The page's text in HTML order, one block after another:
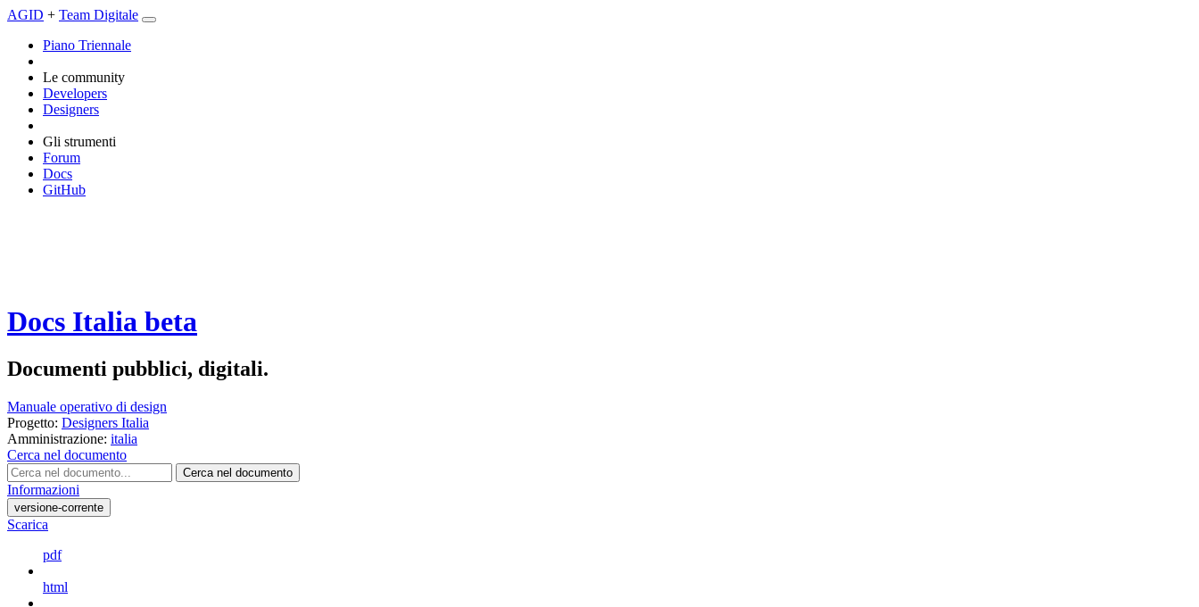
AGID + Team Digitale
Piano Triennale
Le community
Developers
Designers
Gli strumenti
Forum
Docs
GitHub
Docs Italia beta
Documenti pubblici, digitali.
Manuale operativo di design
Progetto: Designers Italia
Amministrazione: italia
Cerca nel documento
Cerca nel documento
Informazioni
versione-corrente
Scarica
pdf
html